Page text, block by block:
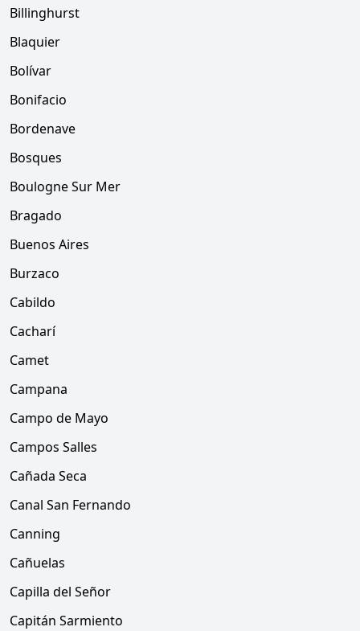
Billinghurst
Blaquier
Bolívar
Bonifacio
Bordenave
Bosques
Boulogne Sur Mer
Bragado
Buenos Aires
Burzaco
Cabildo
Cacharí
Camet
Campana
Campo de Mayo
Campos Salles
Cañada Seca
Canal San Fernando
Canning
Cañuelas
Capilla del Señor
Capitán Sarmiento